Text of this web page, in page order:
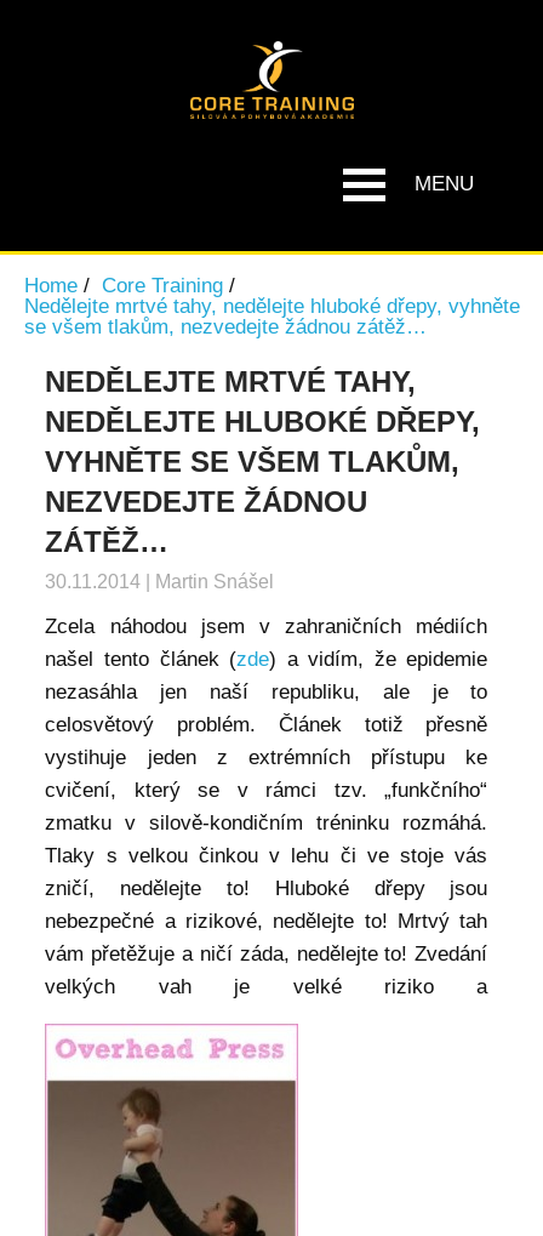
MENU
Home
Core Training
Nedělejte mrtvé tahy, nedělejte hluboké dřepy, vyhněte
se všem tlakům, nezvedejte žádnou zátěž…
NEDĚLEJTE MRTVÉ TAHY,
NEDĚLEJTE HLUBOKÉ DŘEPY,
VYHNĚTE SE VŠEM TLAKŮM,
NEZVEDEJTE ŽÁDNOU
ZÁTĚŽ…
30.11.2014 | Martin Snášel
Zcela náhodou jsem v zahraničních médiích
našel tento článek (zde) a vidím, že epidemie
nezasáhla jen naší republiku, ale je to
celosvětový problém. Článek totiž přesně
vystihuje jeden z extrémních přístupu ke
cvičení, který se v rámci tzv. „funkčního“
zmatku v silově-kondičním tréninku rozmáhá.
Tlaky s velkou činkou v lehu či ve stoje vás
zničí, nedělejte to! Hluboké dřepy jsou
nebezpečné a rizikové, nedělejte to! Mrtvý tah
vám přetěžuje a ničí záda, nedělejte to! Zvedání
velkých vah je velké riziko a